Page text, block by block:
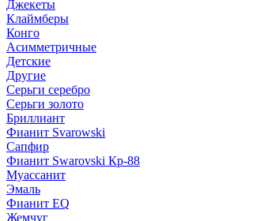
Джекеты
Клаймберы
Конго
Асимметричные
Детские
Другие
Серьги серебро
Серьги золото
Бриллиант
Фианит Svarowski
Сапфир
Фианит Swarovski Кр-88
Муассанит
Эмаль
Фианит EQ
Жемчуг